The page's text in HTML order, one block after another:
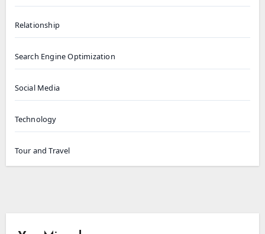
Relationship
Search Engine Optimization
Social Media
Technology
Tour and Travel